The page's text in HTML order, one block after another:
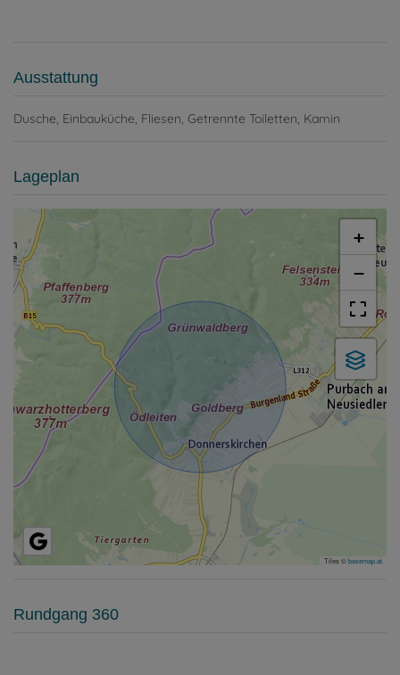
Ausstattung
Dusche Einbauküche Fliesen Getrennte Toiletten Kamin
Lageplan
+
−
Tiles ©basemap.at
Rundgang 360